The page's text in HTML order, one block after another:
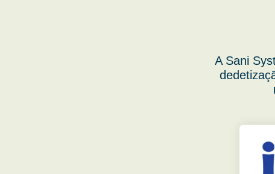
A Sani